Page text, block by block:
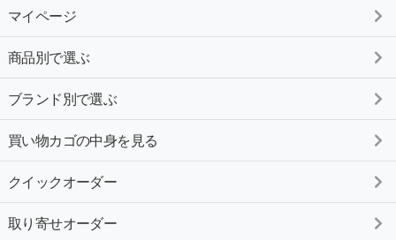
マイページ
商品別で選ぶ
ブランド別で選ぶ
買い物カゴの中身を見る
クイックオーダー
取り寄せオーダー